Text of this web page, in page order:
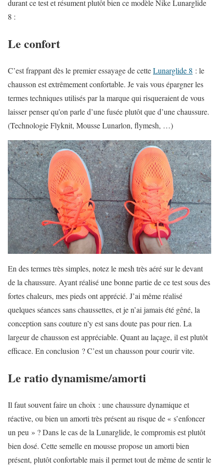
durant ce test et résument plutôt bien ce modèle Nike Lunarglide
8 :
Le confort
C’est frappant dès le premier essayage de cetteLunarglide 8 : le
chausson est extrêmement confortable. Je vais vous épargner les
termes techniques utilisés par la marque qui risqueraient de vous
laisser penser qu’on parle d’une fusée plutôt que d’une chaussure.
(Technologie Flyknit, Mousse Lunarlon, flymesh, …)
En des termes très simples, notez le mesh très aéré sur le devant
de la chaussure. Ayant réalisé une bonne partie de ce test sous des
fortes chaleurs, mes pieds ont apprécié. J’ai même réalisé
quelques séances sans chaussettes, et je n’ai jamais été gêné, la
conception sans couture n’y est sans doute pas pour rien. La
largeur de chausson est appréciable. Quant au laçage, il est plutôt
efficace. En conclusion ? C’est un chausson pour courir vite.
Le ratio dynamisme/amorti
Il faut souvent faire un choix : une chaussure dynamique et
réactive, ou bien un amorti très présent au risque de « s’enfoncer
un peu » ? Dans le cas de la Lunarglide, le compromis est plutôt
bien dosé. Cette semelle en mousse propose un amorti bien
présent, plutôt confortable mais il permet tout de même de sentir le